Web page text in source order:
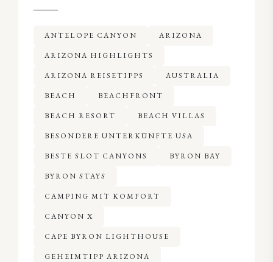
ANTELOPE CANYON ARIZONA
ARIZONA HIGHLIGHTS
ARIZONA REISETIPPS AUSTRALIA
BEACH BEACHFRONT
BEACH RESORT BEACH VILLAS
BESONDERE UNTERKÜNFTE USA
BESTE SLOT CANYONS BYRON BAY
BYRON STAYS
CAMPING MIT KOMFORT
CANYON X
CAPE BYRON LIGHTHOUSE
GEHEIMTIPP ARIZONA